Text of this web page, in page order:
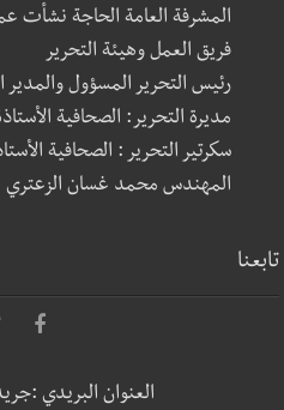
المشرفة العامة الحاجة نشأت
فريق العمل وهيئة التحرير
رئيس التحرير المسؤول
مديرة التحرير: الصحافية
سكرتير التحرير : الصحافية
المهندس محمد غسان الزعتري
تابعنا
العنوان البريدي